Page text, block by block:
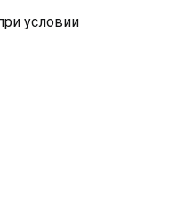
условии